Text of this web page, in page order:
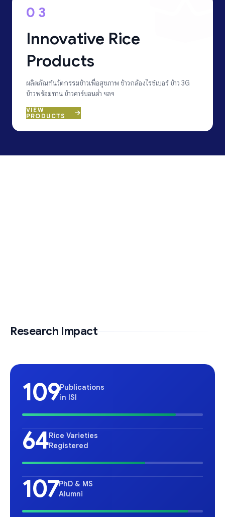
03
Innovative Rice
Products
ผลิตภัณฑ์นวัตกรรมข้าวเพื่อสุขภาพ ข้าวกล้องไรซ์เบอร์ ข้าว 3G
ข้าวพร้อมทาน ข้าวคาร์บอนต่ำ ฯลฯ
VIEW
PRODUCTS
Research Impact
109Publications
in ISI
64Rice Varieties
Registered
107PhD & MS
Alumni